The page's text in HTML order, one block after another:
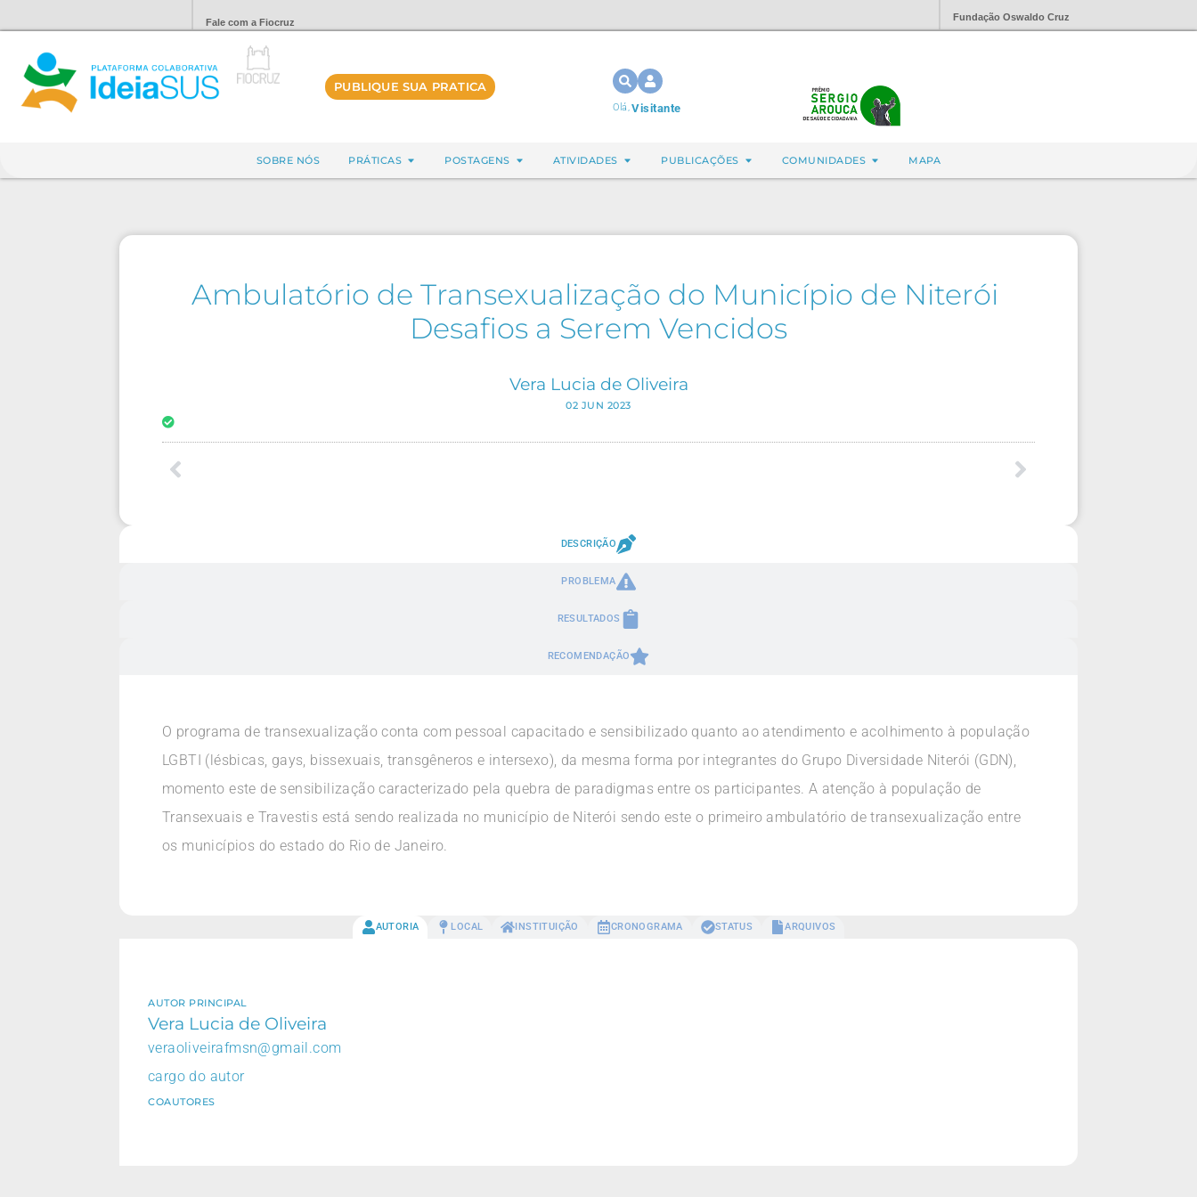
Fale com a Fiocruz Fundação Oswaldo Cruz
PUBLIQUE SUA PRATICA
Olá,Visitante
SOBRE NÓS PRÁTICAS POSTAGENS ATIVIDADES PUBLICAÇÕES COMUNIDADES MAPA
Ambulatório de Transexualização do Município de Niterói 
Desafios a Serem Vencidos
Vera Lucia de Oliveira
02 JUN 2023
DESCRIÇÃO
PROBLEMA
RESULTADOS
RECOMENDAÇÃO
O programa de transexualização conta com pessoal capacitado e sensibilizado quanto ao atendimento e acolhimento à população
LGBTI (lésbicas, gays, bissexuais, transgêneros e intersexo), da mesma forma por integrantes do Grupo Diversidade Niterói (GDN),
momento este de sensibilização caracterizado pela quebra de paradigmas entre os participantes. A atenção à população de
Transexuais e Travestis está sendo realizada no município de Niterói sendo este o primeiro ambulatório de transexualização entre
os municípios do estado do Rio de Janeiro.
AUTORIA LOCAL INSTITUIÇÃO CRONOGRAMA STATUS ARQUIVOS
AUTOR PRINCIPAL
Vera Lucia de Oliveira
veraoliveirafmsn@gmail.com
cargo do autor
COAUTORES